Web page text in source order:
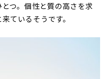
つ。個性と質の高さを求
ているそうです。